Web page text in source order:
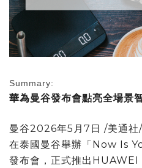
Summary:
華為曼谷發布會點亮全場景
曼谷2026年5月7日 /美通
在泰國曼谷舉辦「Now Is
發布會，正式推出